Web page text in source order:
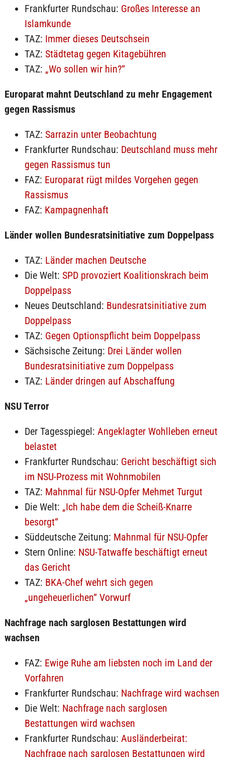
Frankfurter Rundschau: Großes Interesse an
Islamkunde
TAZ: Immer dieses Deutschsein
TAZ: Städtetag gegen Kitagebühren
TAZ: „Wo sollen wir hin?“
Europarat mahnt Deutschland zu mehr Engagement
gegen Rassismus
TAZ: Sarrazin unter Beobachtung
Frankfurter Rundschau: Deutschland muss mehr
gegen Rassismus tun
FAZ: Europarat rügt mildes Vorgehen gegen
Rassismus
FAZ: Kampagnenhaft
Länder wollen Bundesratsinitiative zum Doppelpass
TAZ: Länder machen Deutsche
Die Welt: SPD provoziert Koalitionskrach beim
Doppelpass
Neues Deutschland: Bundesratsinitiative zum
Doppelpass
TAZ: Gegen Optionspflicht beim Doppelpass
Sächsische Zeitung: Drei Länder wollen
Bundesratsinitiative zum Doppelpass
TAZ: Länder dringen auf Abschaffung
NSU Terror
Der Tagesspiegel: Angeklagter Wohlleben erneut
belastet
Frankfurter Rundschau: Gericht beschäftigt sich
im NSU-Prozess mit Wohnmobilen
TAZ: Mahnmal für NSU-Opfer Mehmet Turgut
Die Welt: „Ich habe dem die Scheiß-Knarre
besorgt“
Süddeutsche Zeitung: Mahnmal für NSU-Opfer
Stern Online: NSU-Tatwaffe beschäftigt erneut
das Gericht
TAZ: BKA-Chef wehrt sich gegen
„ungeheuerlichen“ Vorwurf
Nachfrage nach sarglosen Bestattungen wird
wachsen
FAZ: Ewige Ruhe am liebsten noch im Land der
Vorfahren
Frankfurter Rundschau: Nachfrage wird wachsen
Die Welt: Nachfrage nach sarglosen
Bestattungen wird wachsen
Frankfurter Rundschau: Ausländerbeirat:
Nachfrage nach sarglosen Bestattungen wird